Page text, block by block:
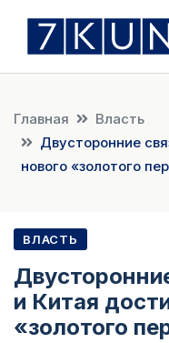
Главная
Власть
Двусторонние
нового «золотого
ВЛАСТЬ
и Китая
«золотого